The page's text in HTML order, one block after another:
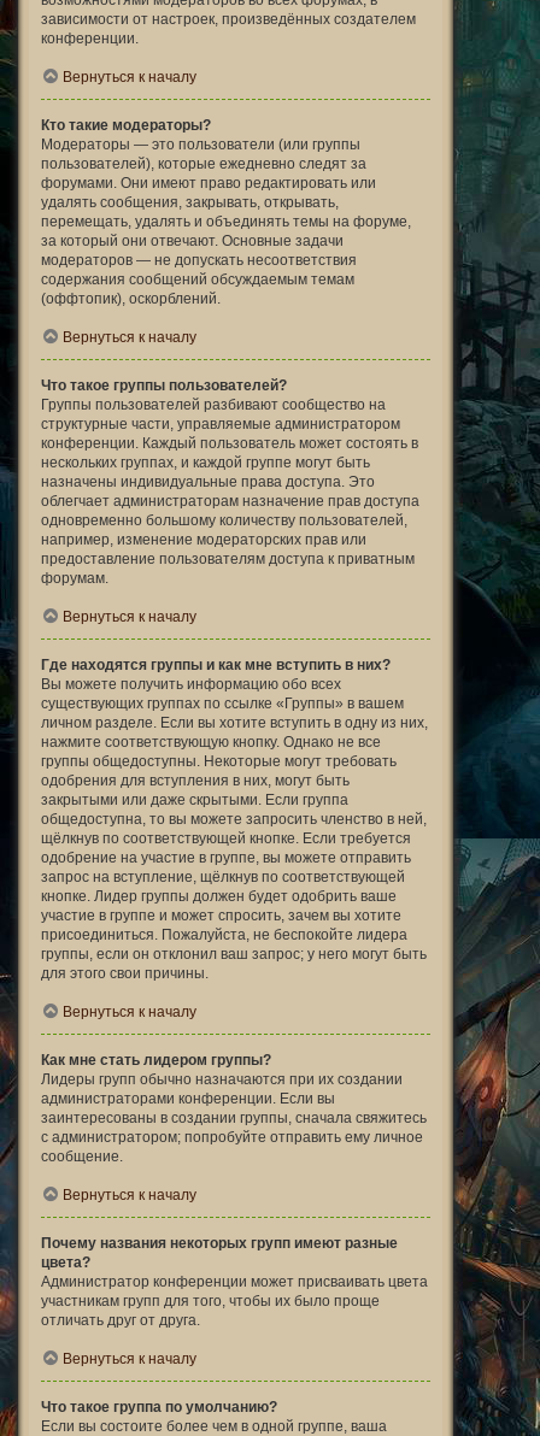
зависимости от настроек, произведённых создателем
конференции.
Вернуться к началу
Кто такие модераторы?
Модераторы — это пользователи (или группы
пользователей), которые ежедневно следят за
форумами. Они имеют право редактировать или
удалять сообщения, закрывать, открывать,
перемещать, удалять и объединять темы на форуме,
за который они отвечают. Основные задачи
модераторов — не допускать несоответствия
содержания сообщений обсуждаемым темам
(оффтопик), оскорблений.
Вернуться к началу
Что такое группы пользователей?
Группы пользователей разбивают сообщество на
структурные части, управляемые администратором
конференции. Каждый пользователь может состоять в
нескольких группах, и каждой группе могут быть
назначены индивидуальные права доступа. Это
облегчает администраторам назначение прав доступа
одновременно большому количеству пользователей,
например, изменение модераторских прав или
предоставление пользователям доступа к приватным
форумам.
Вернуться к началу
Где находятся группы и как мне вступить в них?
Вы можете получить информацию обо всех
существующих группах по ссылке «Группы» в вашем
личном разделе. Если вы хотите вступить в одну из них,
нажмите соответствующую кнопку. Однако не все
группы общедоступны. Некоторые могут требовать
одобрения для вступления в них, могут быть
закрытыми или даже скрытыми. Если группа
общедоступна, то вы можете запросить членство в ней,
щёлкнув по соответствующей кнопке. Если требуется
одобрение на участие в группе, вы можете отправить
запрос на вступление, щёлкнув по соответствующей
кнопке. Лидер группы должен будет одобрить ваше
участие в группе и может спросить, зачем вы хотите
присоединиться. Пожалуйста, не беспокойте лидера
группы, если он отклонил ваш запрос; у него могут быть
для этого свои причины.
Вернуться к началу
Как мне стать лидером группы?
Лидеры групп обычно назначаются при их создании
администраторами конференции. Если вы
заинтересованы в создании группы, сначала свяжитесь
с администратором; попробуйте отправить ему личное
сообщение.
Вернуться к началу
Почему названия некоторых групп имеют разные
цвета?
Администратор конференции может присваивать цвета
участникам групп для того, чтобы их было проще
отличать друг от друга.
Вернуться к началу
Что такое группа по умолчанию?
Если вы состоите более чем в одной группе, ваша